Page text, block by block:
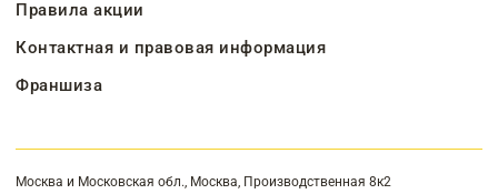
Правила акции
Контактная и правовая информация
Франшиза
Москва и Московская обл., Москва, Производственная 8к2